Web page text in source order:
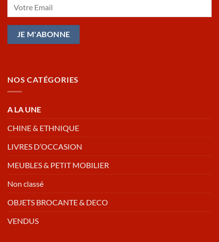
NOS CATÉGORIES
A LA UNE
CHINE & ETHNIQUE
LIVRES D’OCCASION
MEUBLES & PETIT MOBILIER
Non classé
OBJETS BROCANTE & DECO
VENDUS